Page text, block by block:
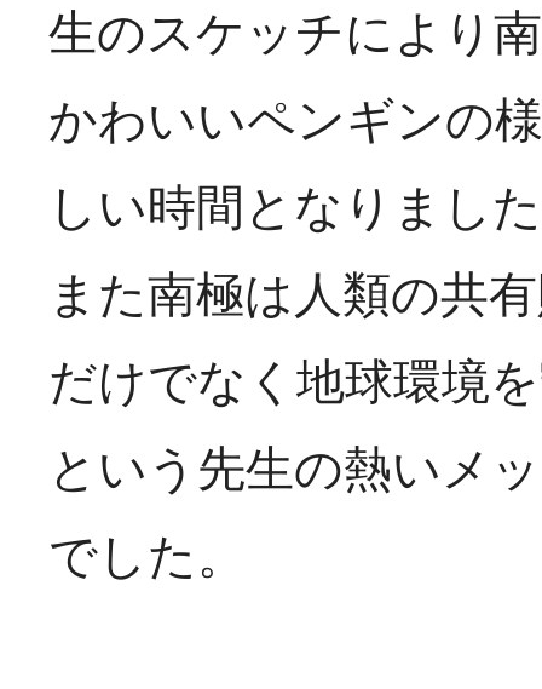
2026年07月10日
生のスケッチにより
かわいいペンギンの
しい時間となりまし
また南極は人類の共
だけでなく地球環境
という先生の熱いメ
でした。